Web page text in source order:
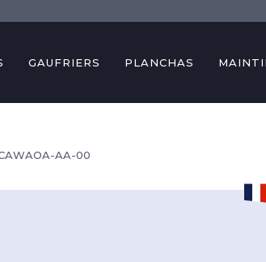
GAUFRIERS PLANCHAS
AA-00